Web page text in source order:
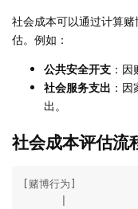
社会成本可以通过计算
估。例如：
公共安全开支 ：
社会服务支出 ：
出。
社会成本评估流
[赌博行为]